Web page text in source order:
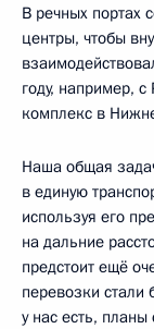
В речных портах
центры, чтобы
году, например,
комплекс в
Наша общая
в единую
используя его
на дальние
предстоит ещё
перевозки стали
у нас есть,